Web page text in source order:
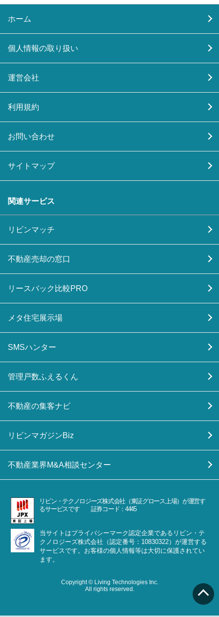
ホーム
個人情報の取り扱い
運営会社
利用規約
お問い合わせ
サイトマップ
関連サービス
リビンマッチ
不動産売却の窓口
リースバック比較PRO
メタ住宅展示場
SMSハンター
管理戸数ふえるくん
不動産の集客ナビ
リビンマガジンBiz
不動産業界M&A相談センター
リビン・テクノロジーズ株式会社（東証グロース上場）が運営す
るサービスです 証券コード：4445
当サイトはプライバシーマーク認定企業であるリビン・テ
クノロジーズ株式会社（認定番号：10830322）が運営する
サービスです。お客様の個人情報等は大切に保護されてい
ます。
Copyright © Living Technologies Inc.
All rights reserved.